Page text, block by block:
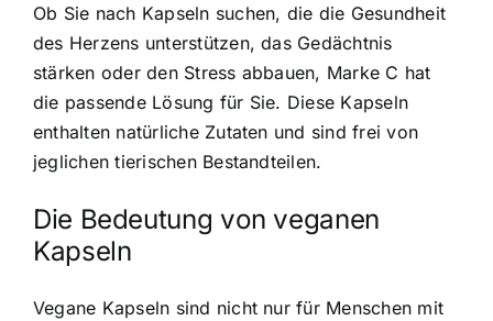
Ob Sie nach Kapseln suchen, die die Gesundheit
des Herzens unterstützen, das Gedächtnis
stärken oder den Stress abbauen, Marke C hat
die passende Lösung für Sie. Diese Kapseln
enthalten natürliche Zutaten und sind frei von
jeglichen tierischen Bestandteilen.
Die Bedeutung von veganen
Kapseln
Vegane Kapseln sind nicht nur für Menschen mit